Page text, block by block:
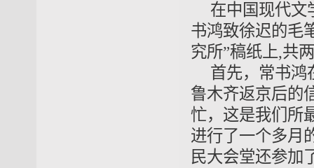
在中国现代文
书鸿致徐迟的毛
究所”稿纸上,共
首先，常书鸿
鲁木齐返京后的
忙，这是我们所
进行了一个多月
民大会堂还参加